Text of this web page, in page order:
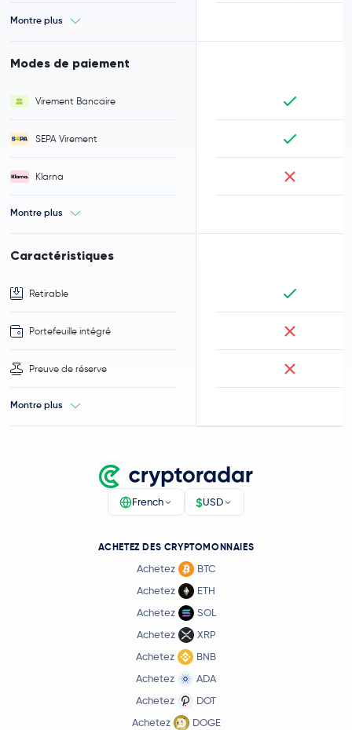
Montre plus
Modes de paiement
Virement Bancaire
SEPA Virement
Klarna
Montre plus
Caractéristiques
Retirable
Portefeuille intégré
Preuve de réserve
Montre plus
French $USD
ACHETEZ DES CRYPTOMONNAIES
Achetez
BTC
Achetez
ETH
Achetez
SOL
Achetez
XRP
Achetez
BNB
Achetez
ADA
Achetez
DOT
Achetez
DOGE